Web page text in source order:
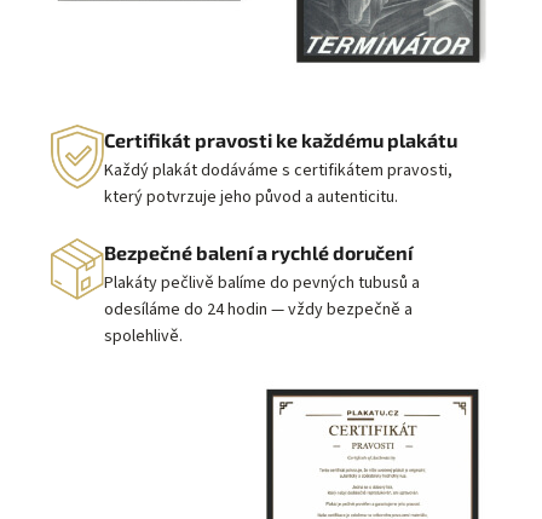
Certifikát pravosti ke každému plakátu
Každý plakát dodáváme s certifikátem pravosti,
který potvrzuje jeho původ a autenticitu.
Bezpečné balení a rychlé doručení
Plakáty pečlivě balíme do pevných tubusů a
odesíláme do 24 hodin — vždy bezpečně a
spolehlivě.